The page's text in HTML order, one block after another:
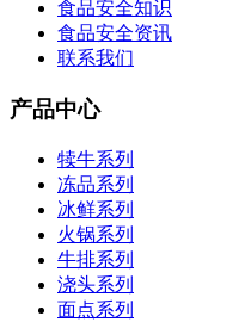
食品安全知识
食品安全资讯
联系我们
产品中心
犊牛系列
冻品系列
冰鲜系列
火锅系列
牛排系列
浇头系列
面点系列